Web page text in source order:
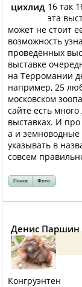
цихлид 16 так
эта
может не стоит
возможность
проведённых
выставке
на Терромании
например, 25
московском
сайте есть
выставках. И
а и
указывать в
совсем
Поиск Фото
Денис Паршин
Конгруэнтен